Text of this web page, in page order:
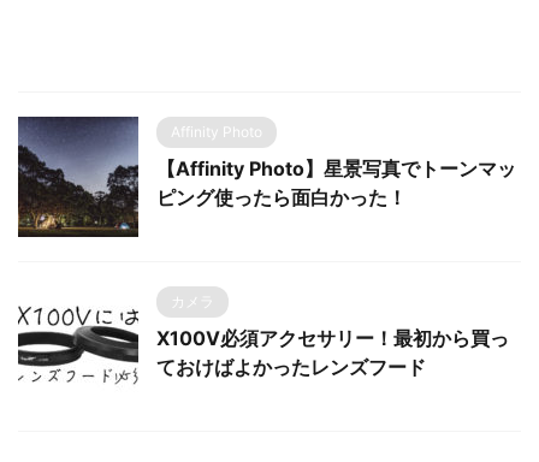
Affinity Photo
【Affinity Photo】星景写真でトーンマッ
ピング使ったら面白かった！
カメラ
X100V必須アクセサリー！最初から買っ
ておけばよかったレンズフード